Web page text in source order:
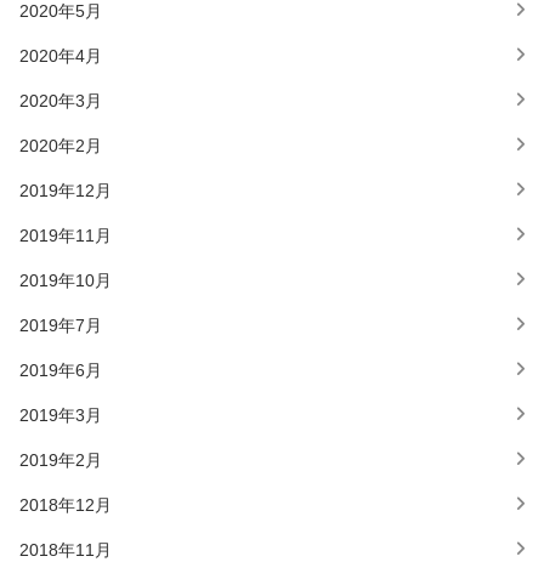
2020年5月
2020年4月
2020年3月
2020年2月
2019年12月
2019年11月
2019年10月
2019年7月
2019年6月
2019年3月
2019年2月
2018年12月
2018年11月